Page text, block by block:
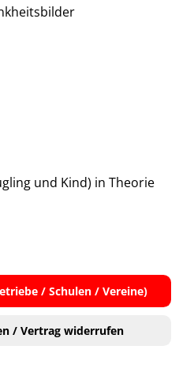
und Kind) in Theorie
/ Schulen / Vereine)
/ Vertrag widerrufen